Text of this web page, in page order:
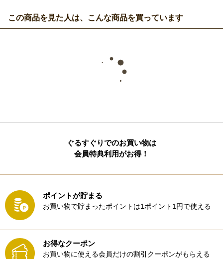
この商品を見た人は、こんな商品を買っています
ぐるすぐりでのお買い物は
会員特典利用がお得！
ポイントが貯まる
お買い物で貯まったポイントは1ポイント1円で使える
お得なクーポン
お買い物に使える会員だけの割引クーポンがもらえる